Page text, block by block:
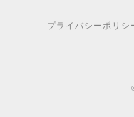
プライバシーポリシ